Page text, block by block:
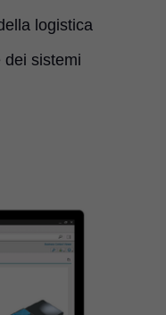
logistica
dei sistemi